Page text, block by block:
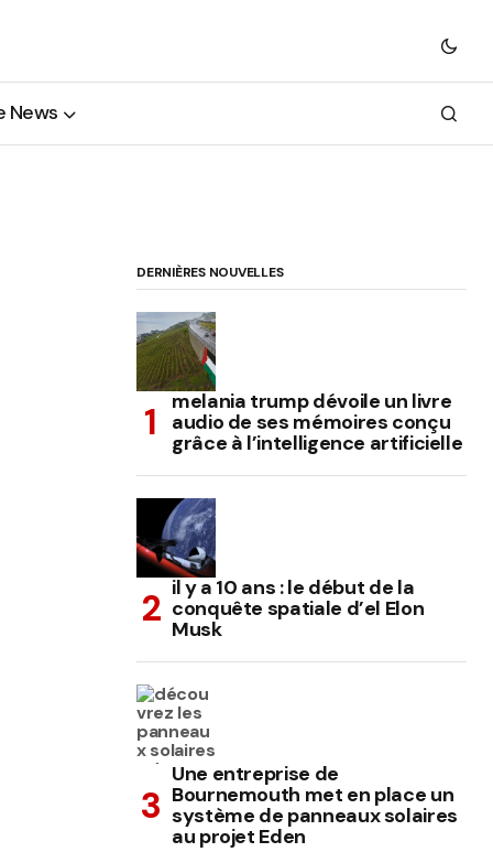
News
DERNIÈRES NOUVELLES
melania trump dévoile un livre
audio de ses mémoires conçu
grâce à l’intelligence artificielle
il y a 10 ans : le début de la
conquête spatiale d’el Elon
Musk
Une entreprise de
Bournemouth met en place un
système de panneaux solaires
au projet Eden